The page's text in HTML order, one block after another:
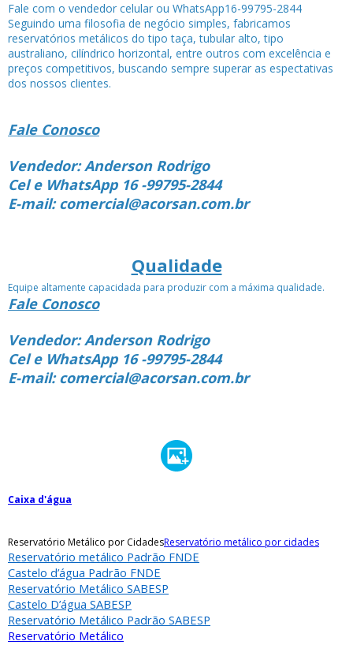
Fale com o vendedor celular ou WhatsApp16-99795-2844
Seguindo uma filosofia de negócio simples, fabricamos
reservatórios metálicos do tipo taça, tubular alto, tipo
australiano, cilíndrico horizontal, entre outros com excelência e
preços competitivos, buscando sempre superar as espectativas
dos nossos clientes.
Fale Conosco
Vendedor: Anderson Rodrigo
Cel e WhatsApp 16 -99795-2844
E-mail: comercial@acorsan.com.br
Qualidade
Equipe altamente capacidada para produzir com a máxima qualidade.
Fale Conosco
Vendedor: Anderson Rodrigo
Cel e WhatsApp 16 -99795-2844
E-mail: comercial@acorsan.com.br
Caixa d'água
Reservatório Metálico por CidadesReservatório metálico por cidades
Reservatório metálico Padrão FNDE
Castelo d’água Padrão FNDE
Reservatório Metálico SABESP
Castelo D’água SABESP
Reservatório Metálico Padrão SABESP
Reservatório Metálico